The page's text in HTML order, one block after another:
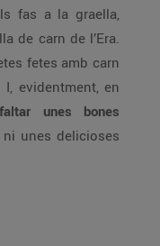
fas a la graella,
de carn de l’Era.
fetes amb carn
evidentment, en
unes bones
unes delicioses